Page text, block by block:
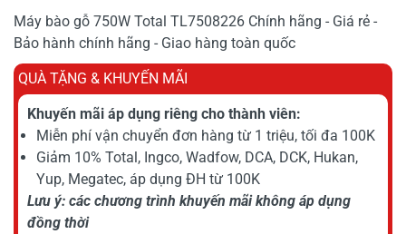
Máy bào gỗ 750W Total TL7508226 Chính hãng - Giá rẻ -
Bảo hành chính hãng - Giao hàng toàn quốc
QUÀ TẶNG & KHUYẾN MÃI
Khuyến mãi áp dụng riêng cho thành viên:
Miễn phí vận chuyển đơn hàng từ 1 triệu, tối đa 100K
Giảm 10% Total, Ingco, Wadfow, DCA, DCK, Hukan,
Yup, Megatec, áp dụng ĐH từ 100K
Lưu ý: các chương trình khuyến mãi không áp dụng
đồng thời